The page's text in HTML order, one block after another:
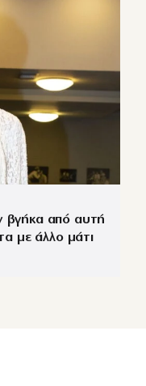
βγήκα από αυτή
με άλλο μάτι